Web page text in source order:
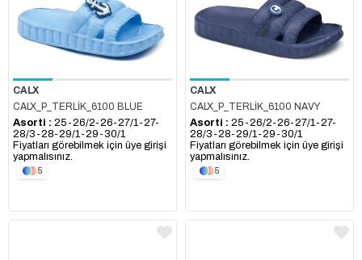
CALX
CALX_P_TERLİK_6100 BLUE
Asorti : 25-26/2-26-27/1-27-
28/3-28-29/1-29-30/1
Fiyatları görebilmek için üye girişi
yapmalısınız.
5
CALX
CALX_P_TERLİK_6100 NAVY
Asorti : 25-26/2-26-27/1-27-
28/3-28-29/1-29-30/1
Fiyatları görebilmek için üye girişi
yapmalısınız.
5